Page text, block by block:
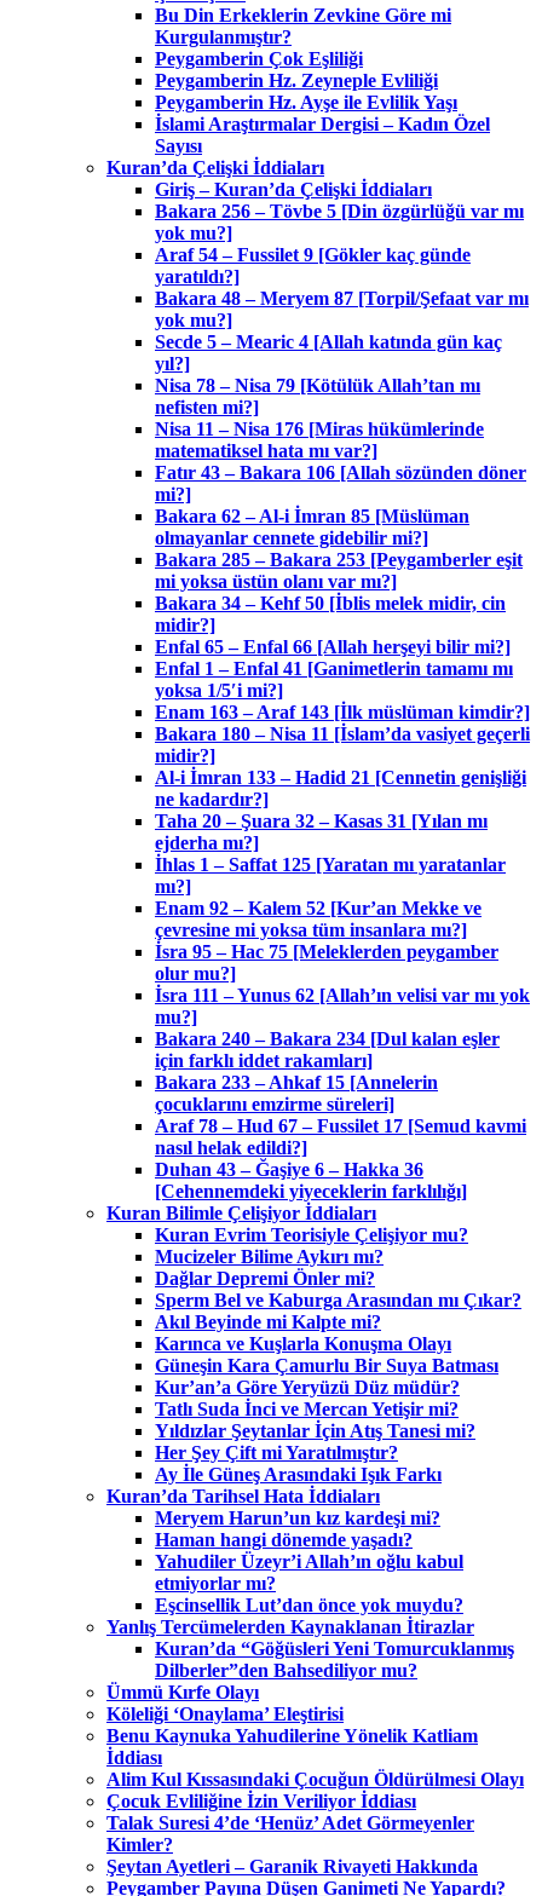
Bu Din Erkeklerin Zevkine Göre mi
Kurgulanmıştır?
Peygamberin Çok Eşliliği
Peygamberin Hz. Zeyneple Evliliği
Peygamberin Hz. Ayşe ile Evlilik Yaşı
İslami Araştırmalar Dergisi – Kadın Özel
Sayısı
Kuran’da Çelişki İddiaları
Giriş – Kuran’da Çelişki İddiaları
Bakara 256 – Tövbe 5 [Din özgürlüğü var mı
yok mu?]
Araf 54 – Fussilet 9 [Gökler kaç günde
yaratıldı?]
Bakara 48 – Meryem 87 [Torpil/Şefaat var mı
yok mu?]
Secde 5 – Mearic 4 [Allah katında gün kaç
yıl?]
Nisa 78 – Nisa 79 [Kötülük Allah’tan mı
nefisten mi?]
Nisa 11 – Nisa 176 [Miras hükümlerinde
matematiksel hata mı var?]
Fatır 43 – Bakara 106 [Allah sözünden döner
mi?]
Bakara 62 – Al-i İmran 85 [Müslüman
olmayanlar cennete gidebilir mi?]
Bakara 285 – Bakara 253 [Peygamberler eşit
mi yoksa üstün olanı var mı?]
Bakara 34 – Kehf 50 [İblis melek midir, cin
midir?]
Enfal 65 – Enfal 66 [Allah herşeyi bilir mi?]
Enfal 1 – Enfal 41 [Ganimetlerin tamamı mı
yoksa 1/5′i mi?]
Enam 163 – Araf 143 [İlk müslüman kimdir?]
Bakara 180 – Nisa 11 [İslam’da vasiyet geçerli
midir?]
Al-i İmran 133 – Hadid 21 [Cennetin genişliği
ne kadardır?]
Taha 20 – Şuara 32 – Kasas 31 [Yılan mı
ejderha mı?]
İhlas 1 – Saffat 125 [Yaratan mı yaratanlar
mı?]
Enam 92 – Kalem 52 [Kur’an Mekke ve
çevresine mi yoksa tüm insanlara mı?]
İsra 95 – Hac 75 [Meleklerden peygamber
olur mu?]
İsra 111 – Yunus 62 [Allah’ın velisi var mı yok
mu?]
Bakara 240 – Bakara 234 [Dul kalan eşler
için farklı iddet rakamları]
Bakara 233 – Ahkaf 15 [Annelerin
çocuklarını emzirme süreleri]
Araf 78 – Hud 67 – Fussilet 17 [Semud kavmi
nasıl helak edildi?]
Duhan 43 – Ğaşiye 6 – Hakka 36
[Cehennemdeki yiyeceklerin farklılığı]
Kuran Bilimle Çelişiyor İddiaları
Kuran Evrim Teorisiyle Çelişiyor mu?
Mucizeler Bilime Aykırı mı?
Dağlar Depremi Önler mi?
Sperm Bel ve Kaburga Arasından mı Çıkar?
Akıl Beyinde mi Kalpte mi?
Karınca ve Kuşlarla Konuşma Olayı
Güneşin Kara Çamurlu Bir Suya Batması
Kur’an’a Göre Yeryüzü Düz müdür?
Tatlı Suda İnci ve Mercan Yetişir mi?
Yıldızlar Şeytanlar İçin Atış Tanesi mi?
Her Şey Çift mi Yaratılmıştır?
Ay İle Güneş Arasındaki Işık Farkı
Kuran’da Tarihsel Hata İddiaları
Meryem Harun’un kız kardeşi mi?
Haman hangi dönemde yaşadı?
Yahudiler Üzeyr’i Allah’ın oğlu kabul
etmiyorlar mı?
Eşcinsellik Lut’dan önce yok muydu?
Yanlış Tercümelerden Kaynaklanan İtirazlar
Kuran’da “Göğüsleri Yeni Tomurcuklanmış
Dilberler”den Bahsediliyor mu?
Ümmü Kırfe Olayı
Köleliği ‘Onaylama’ Eleştirisi
Benu Kaynuka Yahudilerine Yönelik Katliam
İddiası
Alim Kul Kıssasındaki Çocuğun Öldürülmesi Olayı
Çocuk Evliliğine İzin Veriliyor İddiası
Talak Suresi 4’de ‘Henüz’ Adet Görmeyenler
Kimler?
Şeytan Ayetleri – Garanik Rivayeti Hakkında
Peygamber Payına Düşen Ganimeti Ne Yapardı?